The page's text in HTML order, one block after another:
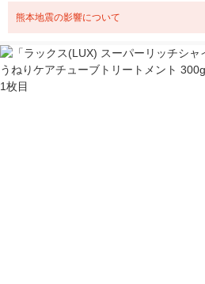
熊本地震の影響について